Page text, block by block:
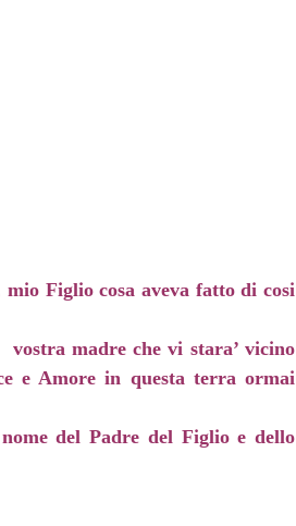
Figlio cosa aveva fatto di cosi
madre che vi stara’ vicino
e Amore in questa terra ormai
del Padre del Figlio e dello